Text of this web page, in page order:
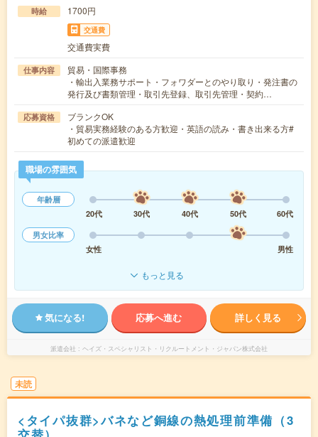
時給 1700円
交通費
交通費実費
仕事内容
貿易・国際事務
・輸出入業務サポート・フォワダーとのやり取り・発注書の
発行及び書類管理・取引先登録、取引先管理・契約…
応募資格
ブランクOK
・貿易実務経験のある方歓迎・英語の読み・書き出来る方#
初めての派遣歓迎
職場の雰囲気
年齢層
20代
30代 40代 50代
60代
男女比率
女性
男性
もっと見る
気になる! 応募へ進む 詳しく見る
派遣会社 ヘイズ・スペシャリスト・リクルートメント・ジャパン株式会社
未読
<タイパ抜群>バネなど銅線の熱処理前準備（3